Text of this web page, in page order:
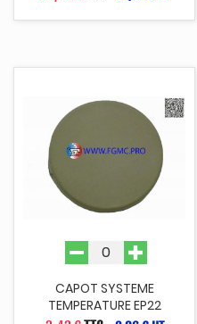
CAPOT SYSTEME
TEMPERATURE EP22